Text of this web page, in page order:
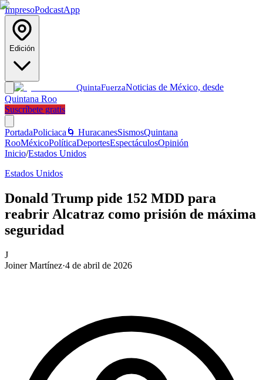
ImpresoPodcastApp
Edición
QuintaFuerzaNoticias de México, desde
Quintana Roo
Suscríbete gratis
PortadaPoliciaca 🌀 HuracanesSismosQuintana
RooMéxicoPolíticaDeportesEspectáculosOpinión
Inicio/Estados Unidos
Estados Unidos
Donald Trump pide 152 MDD para
reabrir Alcatraz como prisión de máxima
seguridad
J
Joiner Martínez·4 de abril de 2026